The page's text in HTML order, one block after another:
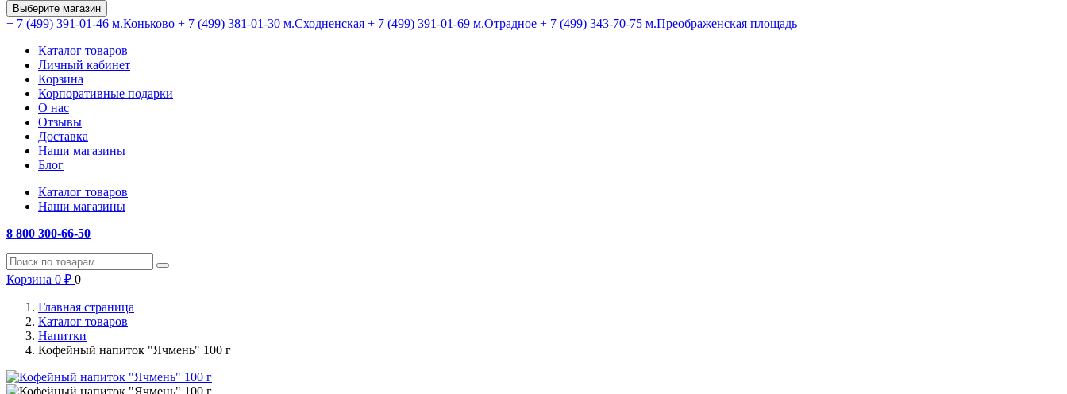
Выберите магазин
+ 7 (499) 391-01-46 м.Коньково + 7 (499) 381-01-30 м.Сходненская + 7 (499) 391-01-69 м.Отрадное + 7 (499) 343-70-75 м.Преображенская площадь
Каталог товаров
Личный кабинет
Корзина
Корпоративные подарки
О нас
Отзывы
Доставка
Наши магазины
Блог
Каталог товаров
Наши магазины
8 800 300-66-50
Корзина 0 ₽ 0
Главная страница
Каталог товаров
Напитки
Кофейный напиток "Ячмень" 100 г